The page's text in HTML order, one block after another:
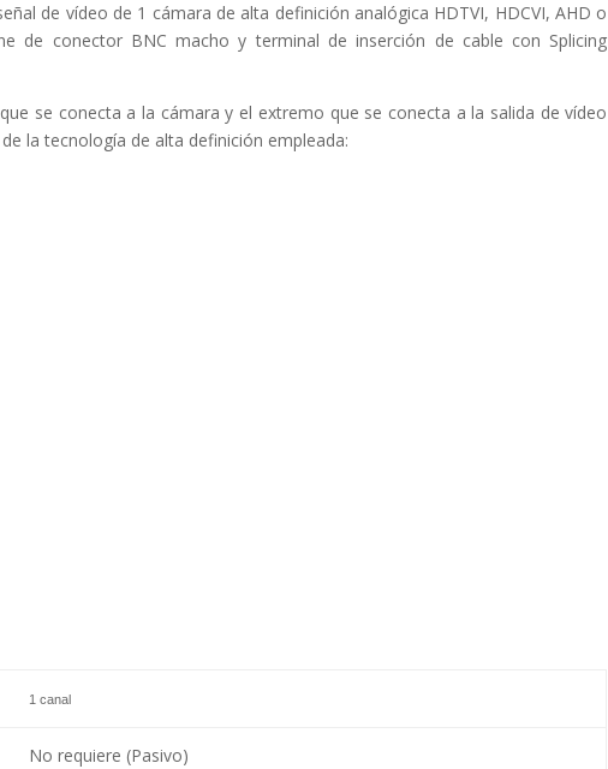
de vídeo de 1 cámara de alta definición analógica HDTVI, HDCVI, AHD o
de conector BNC macho y terminal de inserción de cable con Splicing
se conecta a la cámara y el extremo que se conecta a la salida de vídeo
la tecnología de alta definición empleada:
1 canal
No requiere (Pasivo)